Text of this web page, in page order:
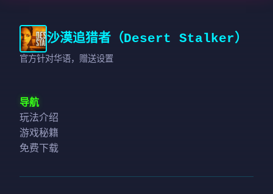
沙漠追猎者（Desert Stalker）
官方针对华语，赠送设置
导航
玩法介绍
游戏秘籍
免费下载